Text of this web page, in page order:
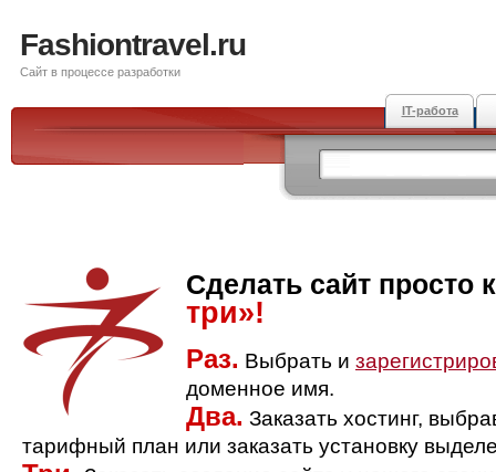
Fashiontravel.ru
Сайт в процессе разработки
IT-работа
Сделать сайт просто
три»!
Раз. Выбрать и
доменное имя.
Два. Заказать хостинг,
тарифный план или заказать установку